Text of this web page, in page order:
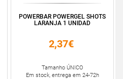
POWERBAR POWERGEL SHOTS
LARANJA 1 UNIDAD
2,37€
Tamanho ÚNICO
Em stock, entrega em 24-72h